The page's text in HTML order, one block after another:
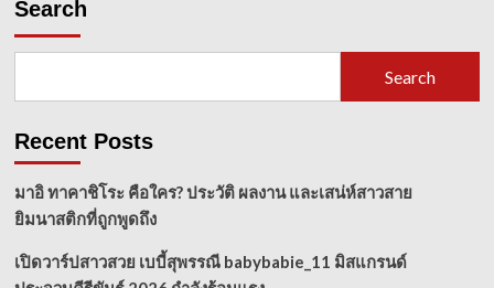
Search
Search
Recent Posts
มาอิ ทาคาชิโระ คือใคร? ประวัติ ผลงาน และเสน่ห์สาวสาย
ยิมนาสติกที่ถูกพูดถึง
เปิดวาร์ปสาวสวย เบบี้สุพรรณี babybabie_11 มิสแกรนด์